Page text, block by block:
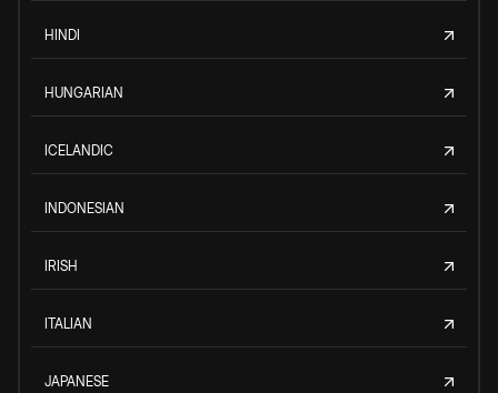
HINDI
HUNGARIAN
ICELANDIC
INDONESIAN
IRISH
ITALIAN
JAPANESE